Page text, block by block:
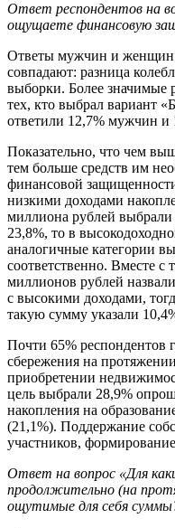
Ответ респондентов на
ощущаете финансовую
Ответы мужчин и женщин
совпадают: разница
выборки. Более значимые
тех, кто выбрал вариант
ответили 12,7% мужчин
Показательно, что чем
тем больше средств им
финансовой
низкими доходами
миллиона рублей
23,8%, то в
аналогичные категории
соответственно. Вместе с
миллионов рублей
с высокими доходами,
такую сумму указали
Почти 65% респондентов
сбережения на
приобретении
цель выбрали 28,9%
накопления на
(21,1%). Поддержание
участников,
Ответ на вопрос «Для
продолжительно (на
ощутимые для себя